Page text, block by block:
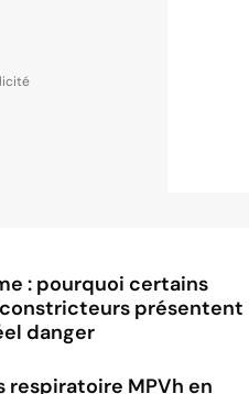
: pourquoi certains
présentent
danger
respiratoire MPVh en